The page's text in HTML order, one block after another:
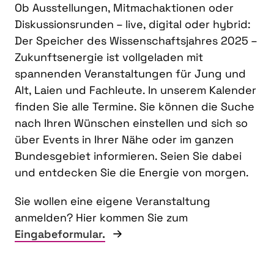
Ob Ausstellungen, Mitmachaktionen oder
Diskussionsrunden – live, digital oder hybrid:
Der Speicher des Wissenschaftsjahres 2025 –
Zukunftsenergie ist vollgeladen mit
spannenden Veranstaltungen für Jung und
Alt, Laien und Fachleute. In unserem Kalender
finden Sie alle Termine. Sie können die Suche
nach Ihren Wünschen einstellen und sich so
über Events in Ihrer Nähe oder im ganzen
Bundesgebiet informieren. Seien Sie dabei
und entdecken Sie die Energie von morgen.
Sie wollen eine eigene Veranstaltung
anmelden? Hier kommen Sie zum
Eingabeformular.